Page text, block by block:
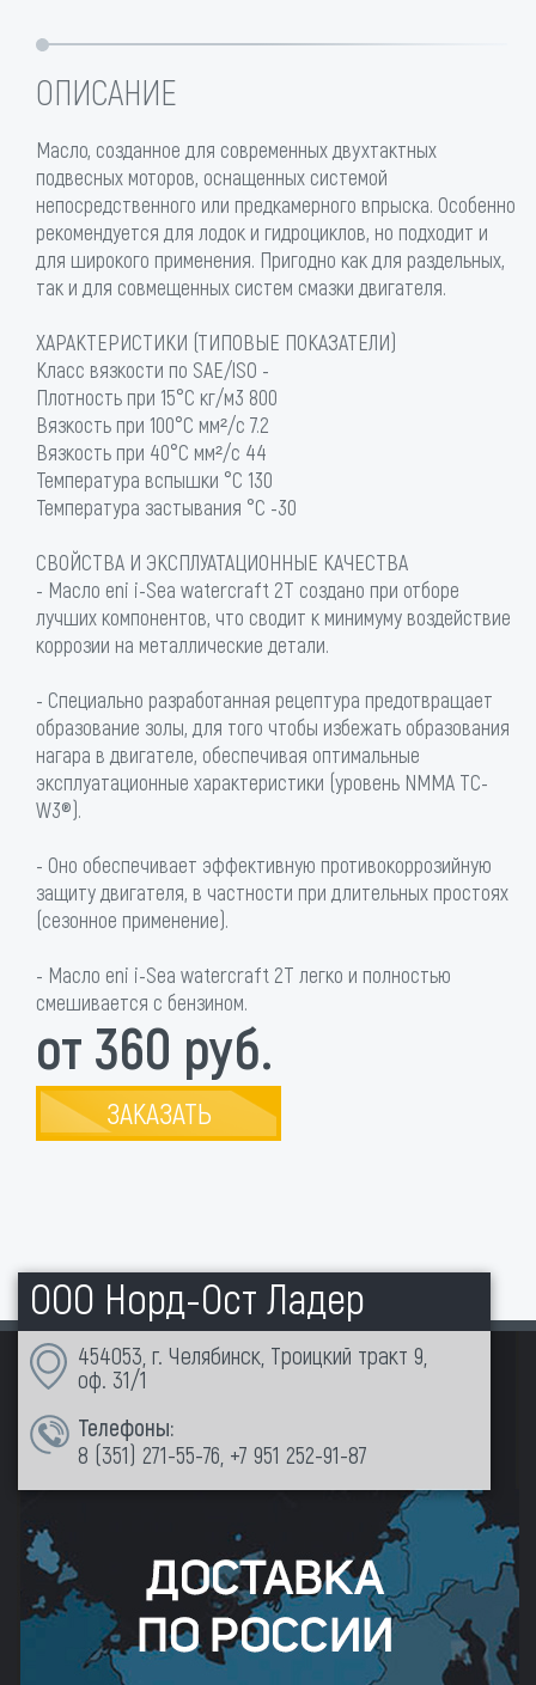
ОПИСАНИЕ
Масло, созданное для современных двухтактных
подвесных моторов, оснащенных системой
непосредственного или предкамерного впрыска. Особенно
рекомендуется для лодок и гидроциклов, но подходит и
для широкого применения. Пригодно как для раздельных,
так и для совмещенных систем смазки двигателя.
ХАРАКТЕРИСТИКИ (ТИПОВЫЕ ПОКАЗАТЕЛИ)
Класс вязкости по SAE/ISO -
Плотность при 15°C кг/м3 800
Вязкость при 100°C мм²/с 7.2
Вязкость при 40°C мм²/с 44
Температура вспышки °C 130
Температура застывания °C -30
СВОЙСТВА И ЭКСПЛУАТАЦИОННЫЕ КАЧЕСТВА
- Масло eni i-Sea watercraft 2T создано при отборе
лучших компонентов, что сводит к минимуму воздействие
коррозии на металлические детали.
- Специально разработанная рецептура предотвращает
образование золы, для того чтобы избежать образования
нагара в двигателе, обеспечивая оптимальные
эксплуатационные характеристики (уровень NMMA TC-
W3®).
- Оно обеспечивает эффективную противокоррозийную
защиту двигателя, в частности при длительных простоях
(сезонное применение).
- Масло eni i-Sea watercraft 2T легко и полностью
смешивается с бензином.
от 360 руб.
ЗАКАЗАТЬ
ООО Норд-Ост Ладер
454053, г. Челябинск, Троицкий тракт 9,
оф. 31/1
Телефоны:
8 (351) 271-55-76 +7 951 252-91-87